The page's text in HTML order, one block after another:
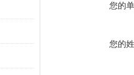
您的
您的